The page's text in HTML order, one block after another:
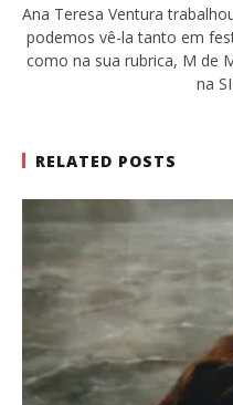
Ana Teresa Ventura
podemos vê-la tanto em
como na sua rubrica, M de
na
RELATED POSTS